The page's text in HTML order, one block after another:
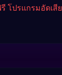
รี โปรแกรมอัดเสี